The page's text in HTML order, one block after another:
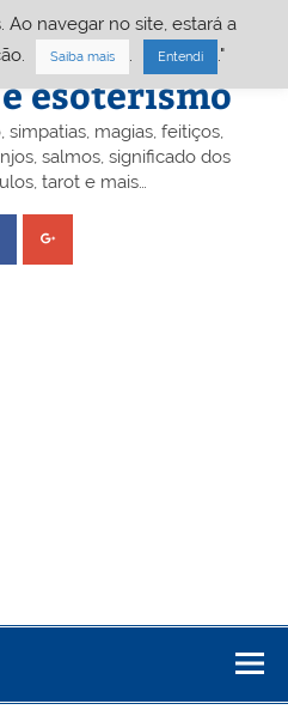
– Portal
esoterismo
magias, feitiços,
salmos, significado dos
tarot e mais…
Ao navegar no site, estará a
Saiba mais Entendi ."